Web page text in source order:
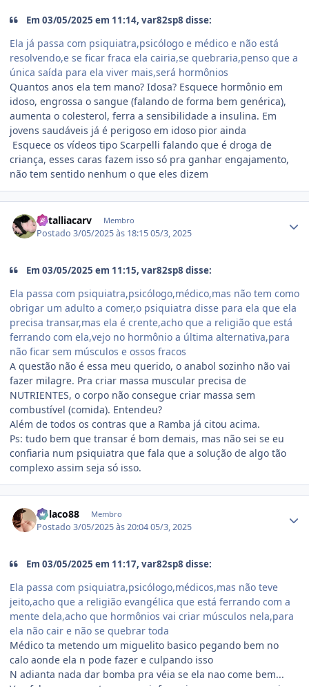
Em 03/05/2025 em 11:14, var82sp8 disse:
Ela já passa com psiquiatra,psicólogo e médico e não está
resolvendo,e se ficar fraca ela cairia,se quebraria,penso que a
única saída para ela viver mais,será hormônios
Quantos anos ela tem mano? Idosa? Esquece hormônio em
idoso, engrossa o sangue (falando de forma bem genérica),
aumenta o colesterol, ferra a sensibilidade a insulina. Em
jovens saudáveis já é perigoso em idoso pior ainda
Esquece os vídeos tipo Scarpelli falando que é droga de
criança, esses caras fazem isso só pra ganhar engajamento,
não tem sentido nenhum o que eles dizem
natalliacarv Membro
Postado3/05/2025 às 18:1505/3, 2025
Em 03/05/2025 em 11:15, var82sp8 disse:
Ela passa com psiquiatra,psicólogo,médico,mas não tem como
obrigar um adulto a comer,o psiquiatra disse para ela que ela
precisa transar,mas ela é crente,acho que a religião que está
ferrando com ela,vejo no hormônio a última alternativa,para
não ficar sem músculos e ossos fracos
A questão não é essa meu querido, o anabol sozinho não vai
fazer milagre. Pra criar massa muscular precisa de
NUTRIENTES, o corpo não consegue criar massa sem
combustível (comida). Entendeu?
Além de todos os contras que a Ramba já citou acima.
Ps: tudo bem que transar é bom demais, mas não sei se eu
confiaria num psiquiatra que fala que a solução de algo tão
complexo assim seja só isso.
Polaco88 Membro
Postado3/05/2025 às 20:0405/3, 2025
Em 03/05/2025 em 11:17, var82sp8 disse:
Ela passa com psiquiatra,psicólogo,médicos,mas não teve
jeito,acho que a religião evangélica que está ferrando com a
mente dela,acho que hormônios vai criar músculos nela,para
ela não cair e não se quebrar toda
Médico ta metendo um miguelito basico pegando bem no
calo aonde ela n pode fazer e culpando isso
N adianta nada dar bomba pra véia se ela nao come bem...